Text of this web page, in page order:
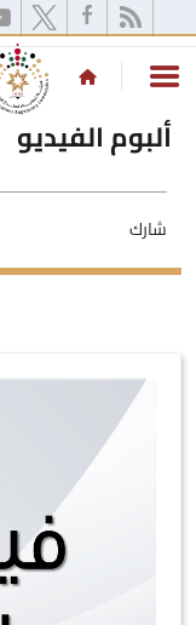
ألبوم الفيديو
شارك